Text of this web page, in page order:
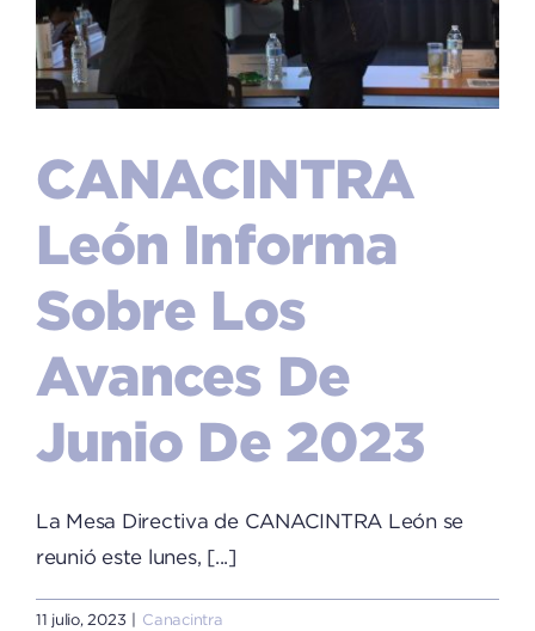
CANACINTRA
León Informa
Sobre Los
Avances De
Junio De 2023
La Mesa Directiva de CANACINTRA León se
reunió este lunes, [...]
11 julio, 2023 Canacintra